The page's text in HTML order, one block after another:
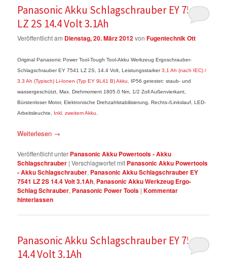
Panasonic Akku Schlagschrauber EY 7541
LZ 2S 14.4 Volt 3.1Ah
Veröffentlicht am Dienstag, 20. März 2012vonFugentechnik Ott
Original Panasonic Power Tool-Tough Tool-Akku Werkzeug Ergoschrauber-
Schlagschrauber EY 7541 LZ 2S, 14.4 Volt, Leistungsstarker3,1 Ah (nach IEC) /
3.3 Ah (Typisch) Li-Ionen (Typ EY 9L41 B) Akku,
IP56 getestet: staub- und
wassergeschützt, Max. Drehmoment 1805.0 Nm, 1/2 Zoll Außenvierkant,
Bürstenloser Motor, Elektronische Drehzahlstabilisierung, Rechts-/Linkslauf, LED-
Arbeitsleuchte, Inkl. zweitem Akku
Weiterlesen →
Veröffentlicht unter Panasonic Akku Powertools - Akku
Schlagschrauber |Verschlagwortet mit Panasonic Akku Powertools
- Akku Schlagschrauber, Panasonic Akku Schlagschrauber EY
7541 LZ 2S 14.4 Volt 3.1Ah, Panasonic Akku Werkzeug Ergo-
Schlag Schrauber, Panasonic Power Tools |Kommentar
hinterlassen
Panasonic Akku Schlagschrauber EY 7541 X
14.4 Volt 3.1Ah